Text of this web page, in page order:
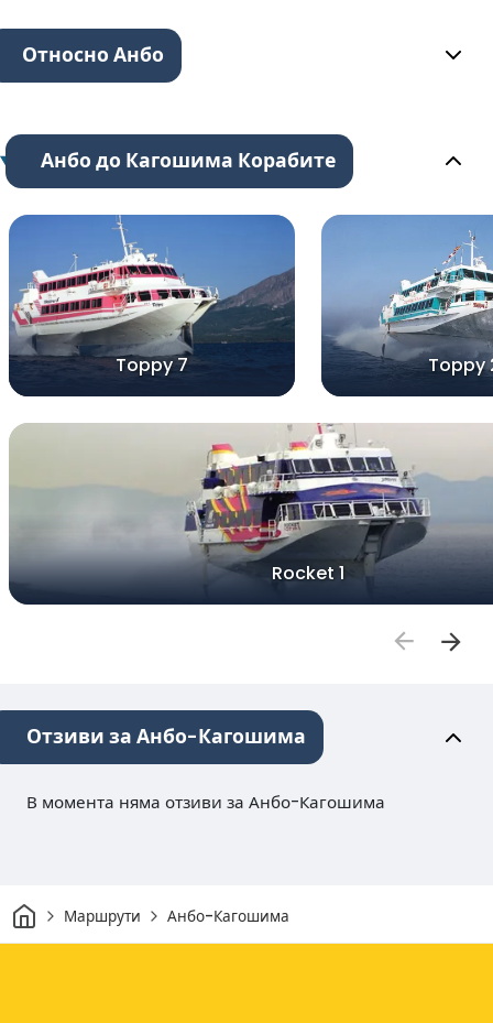
Относно Анбо
Анбо до Кагошима Корабите
Toppy 7 Toppy
Rocket 1
Отзиви за Анбо-Кагошима
В момента няма отзиви за Анбо-Кагошима
Начало
Маршрути Анбо-Кагошима